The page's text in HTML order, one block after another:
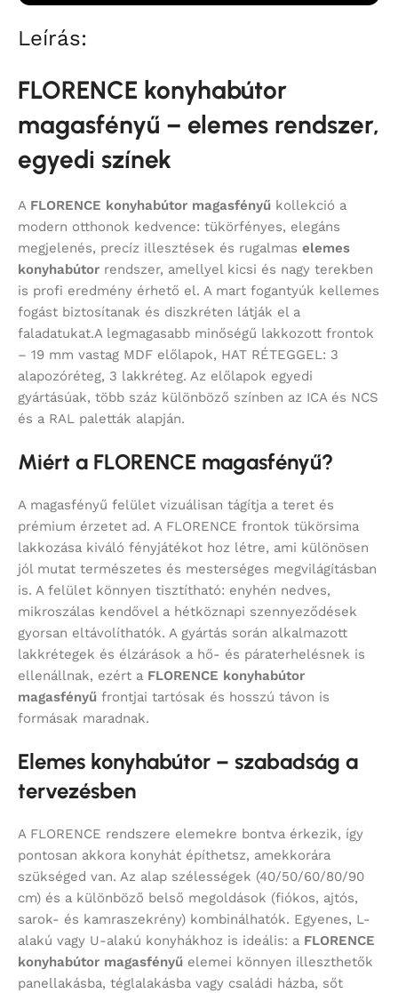
Leírás:
FLORENCE konyhabútor
magasfényű – elemes rendszer,
egyedi színek
A FLORENCE konyhabútor magasfényű kollekció a
modern otthonok kedvence: tükörfényes, elegáns
megjelenés, precíz illesztések és rugalmas elemes
konyhabútor rendszer, amellyel kicsi és nagy terekben
is profi eredmény érhető el. A mart fogantyúk kellemes
fogást biztosítanak és diszkréten látják el a
faladatukat.A legmagasabb minőségű lakkozott frontok
– 19 mm vastag MDF előlapok, HAT RÉTEGGEL: 3
alapozóréteg, 3 lakkréteg. Az előlapok egyedi
gyártásúak, több száz különböző színben az ICA és NCS
és a RAL paletták alapján.
Miért a FLORENCE magasfényű?
A magasfényű felület vizuálisan tágítja a teret és
prémium érzetet ad. A FLORENCE frontok tükörsima
lakkozása kiváló fényjátékot hoz létre, ami különösen
jól mutat természetes és mesterséges megvilágításban
is. A felület könnyen tisztítható: enyhén nedves,
mikroszálas kendővel a hétköznapi szennyeződések
gyorsan eltávolíthatók. A gyártás során alkalmazott
lakkrétegek és élzárások a hő- és páraterhelésnek is
ellenállnak, ezért a FLORENCE konyhabútor
magasfényű frontjai tartósak és hosszú távon is
formásak maradnak.
Elemes konyhabútor – szabadság a
tervezésben
A FLORENCE rendszere elemekre bontva érkezik, így
pontosan akkora konyhát építhetsz, amekkorára
szükséged van. Az alap szélességek (40/50/60/80/90
cm) és a különböző belső megoldások (fiókos, ajtós,
sarok- és kamraszekrény) kombinálhatók. Egyenes, L-
alakú vagy U-alakú konyhákhoz is ideális: a FLORENCE
konyhabútor magasfényű elemei könnyen illeszthetők
panellakásba, téglalakásba vagy családi házba, sőt